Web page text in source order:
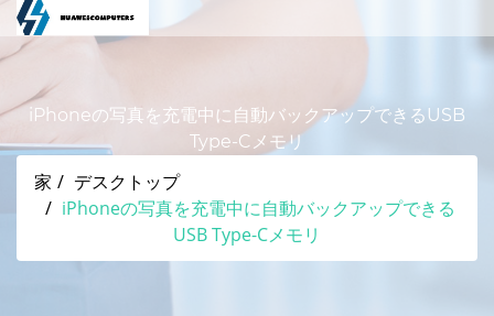
iPhoneの写真を充電中に自動バックアップできるUSB
Type-Cメモリ
家
デスクトップ
iPhoneの写真を充電中に自動バックアップできる
USB Type-Cメモリ